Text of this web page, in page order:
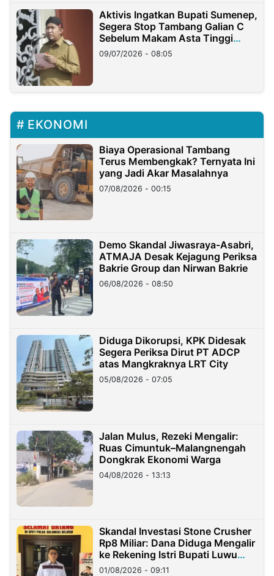
Aktivis Ingatkan Bupati Sumenep,
Segera Stop Tambang Galian C
Sebelum Makam Asta Tinggi
Longsor
09/07/2026 - 08:05
EKONOMI
Biaya Operasional Tambang
Terus Membengkak? Ternyata Ini
yang Jadi Akar Masalahnya
07/08/2026 - 00:15
Demo Skandal Jiwasraya-Asabri,
ATMAJA Desak Kejagung Periksa
Bakrie Group dan Nirwan Bakrie
06/08/2026 - 08:50
Diduga Dikorupsi, KPK Didesak
Segera Periksa Dirut PT ADCP
atas Mangkraknya LRT City
05/08/2026 - 07:05
Jalan Mulus, Rezeki Mengalir:
Ruas Cimuntuk–Malangnengah
Dongkrak Ekonomi Warga
04/08/2026 - 13:13
Skandal Investasi Stone Crusher
Rp8 Miliar: Dana Diduga Mengalir
ke Rekening Istri Bupati Luwu
Timur
01/08/2026 - 09:11